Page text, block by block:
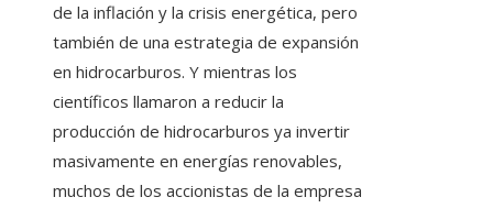
de la inflación y la crisis energética, pero
también de una estrategia de expansión
en hidrocarburos. Y mientras los
científicos llamaron a reducir la
producción de hidrocarburos ya invertir
masivamente en energías renovables,
muchos de los accionistas de la empresa